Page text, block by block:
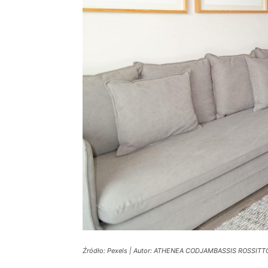
Źródło: Pexels | Autor: ATHENEA CODJAMBASSIS